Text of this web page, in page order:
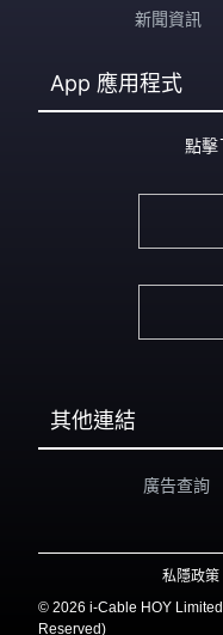
新聞資訊
App 應用程式
點擊
其他連結
廣告查詢
私隱政策
© 2026 i-Cable HOY
Reserved)